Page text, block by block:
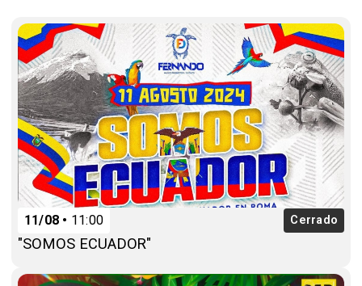
11/08 11:00 Cerrado
"SOMOS ECUADOR"